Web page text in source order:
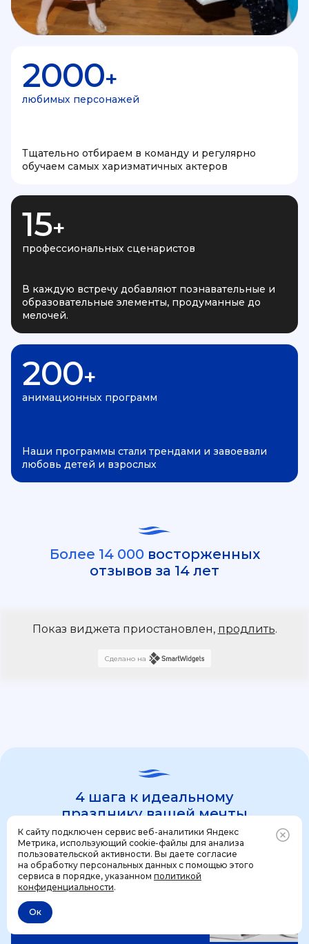
Позвонить+7 (499) 444-31-53
К сайту подключен сервис веб-аналитики Яндекс
Метрика, использующий cookie-файлы для анализа
пользовательской активности. Вы даете согласие
на обработку персональных данных с помощью этого
сервиса в порядке, указанном политикой
конфиденциальности.
Ок
2000+
любимых персонажей
Тщательно отбираем в команду и регулярно
обучаем самых харизматичных актеров
15+
профессиональных сценаристов
В каждую встречу добавляют познавательные и
образовательные элементы, продуманные до
мелочей.
200+
анимационных программ
Наши программы стали трендами и завоевали
любовь детей и взрослых
Более 14 000восторженных
отзывов за 14 лет
Показ виджета приостановлен, продлить.
Сделано на
4 шага к идеальному
празднику вашей мечты
1 шаг